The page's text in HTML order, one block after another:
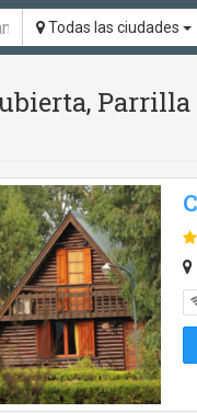
Todas las ciudades